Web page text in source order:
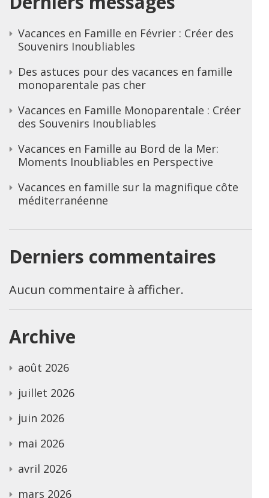
Vacances en Famille en Février : Créer des
Souvenirs Inoubliables
Des astuces pour des vacances en famille
monoparentale pas cher
Vacances en Famille Monoparentale : Créer
des Souvenirs Inoubliables
Vacances en Famille au Bord de la Mer:
Moments Inoubliables en Perspective
Vacances en famille sur la magnifique côte
méditerranéenne
Derniers commentaires
Aucun commentaire à afficher.
Archive
août 2026
juillet 2026
juin 2026
mai 2026
avril 2026
mars 2026